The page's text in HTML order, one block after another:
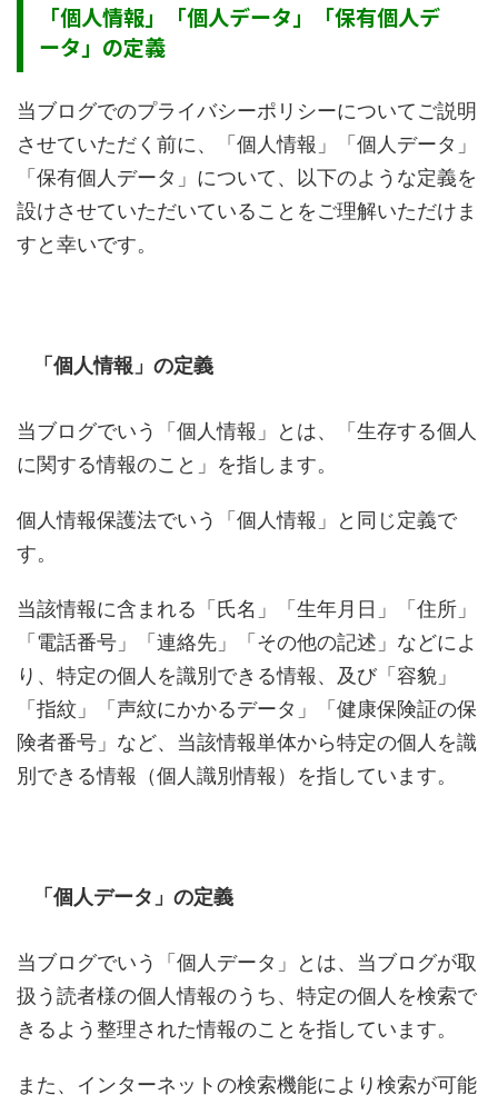
「個人情報」「個人データ」「保有個人デ
ータ」の定義
当ブログでのプライバシーポリシーについてご説明
させていただく前に、「個人情報」「個人データ」
「保有個人データ」について、以下のような定義を
設けさせていただいていることをご理解いただけま
すと幸いです。
「個人情報」の定義
当ブログでいう「個人情報」とは、「生存する個人
に関する情報のこと」を指します。
個人情報保護法でいう「個人情報」と同じ定義で
す。
当該情報に含まれる「氏名」「生年月日」「住所」
「電話番号」「連絡先」「その他の記述」などによ
り、特定の個人を識別できる情報、及び「容貌」
「指紋」「声紋にかかるデータ」「健康保険証の保
険者番号」など、当該情報単体から特定の個人を識
別できる情報（個人識別情報）を指しています。
「個人データ」の定義
当ブログでいう「個人データ」とは、当ブログが取
扱う読者様の個人情報のうち、特定の個人を検索で
きるよう整理された情報のことを指しています。
また、インターネットの検索機能により検索が可能